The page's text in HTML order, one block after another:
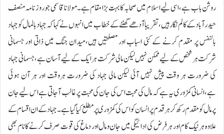
روشن باب ہے،اسی لیے اسلام میں صحابہ کا بہت بڑا مقام ہے۔مولانا قاسمی جو روز نامہ منصف
حیدرآباد کے کالم نگار ہیں،تقریبا آدھے گھنٹے کے خطاب میں انہوں نے کہا کہ جہاد بالمال کو جہاد
بالنفس پر مقدم کرنے کے کئی اسباب اور مصلحتیں ہیں،میدان جنگ میں ذاتی اور جسمانی
شرکت ہر شخص کے لیے ممکن نہیں لیکن مالی شرکت ہر ایک کے لیے آسان ہے،جسمانی جہاد
کی ضرورت ہر وقت پیش نہیں آئی لیکن مالی جہاد کی ضرورت ہروقت اور ہر آن ہوئی
ہے،انسانی کمزوری یہ ہے کہ مال کی محبت اس کی جان کی محبت پر غالب آجاتی ہے اس لیے جان
پر مال کو مقدم رکھ کر ہر قدم پر انسان کو اس کی کمزوری پر مطلع کیا گیا ہے۔جہاد کے ان اقسام کے
علاوہ ہر نیک کام اور ہر فرض کی ادائیگی میں جان و مال اور دماغ کی قوت صرف کرنے کا نام بھی